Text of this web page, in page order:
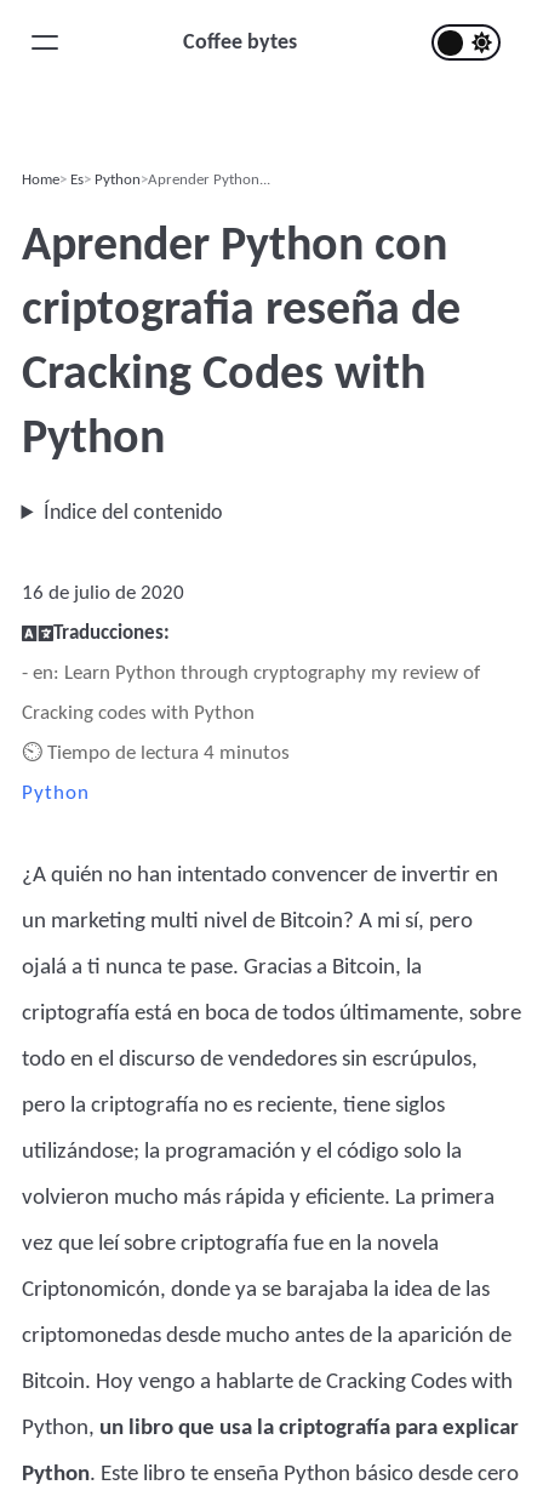
Coffee bytes
Home Es Python Aprender Python...
Aprender Python con
criptografia reseña de
Cracking Codes with
Python
Índice del contenido
16 de julio de 2020
Traducciones:
- en: Learn Python through cryptography my review of
Cracking codes with Python
⏲ Tiempo de lectura 4 minutos
Python
¿A quién no han intentado convencer de invertir en
un marketing multi nivel de Bitcoin? A mi sí, pero
ojalá a ti nunca te pase. Gracias a Bitcoin, la
criptografía está en boca de todos últimamente, sobre
todo en el discurso de vendedores sin escrúpulos,
pero la criptografía no es reciente, tiene siglos
utilizándose; la programación y el código solo la
volvieron mucho más rápida y eficiente. La primera
vez que leí sobre criptografía fue en la novela
Criptonomicón, donde ya se barajaba la idea de las
criptomonedas desde mucho antes de la aparición de
Bitcoin. Hoy vengo a hablarte de Cracking Codes with
Python, un libro que usa la criptografía para explicar
Python. Este libro te enseña Python básico desde cero